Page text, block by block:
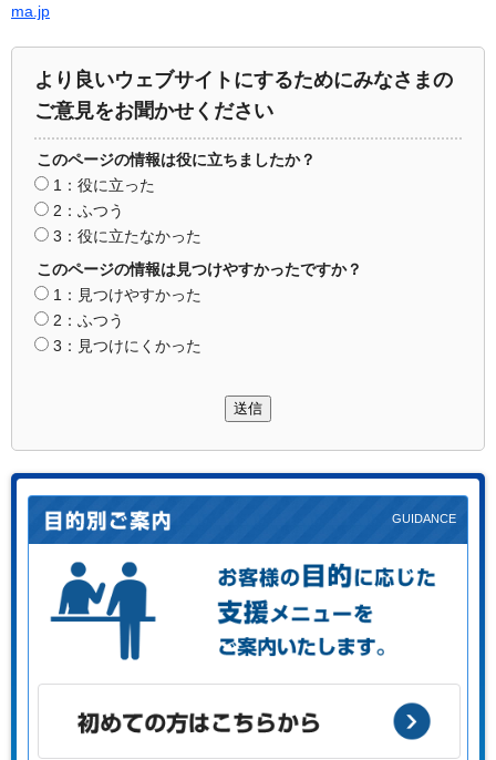
ma.jp
より良いウェブサイトにするためにみなさまの
ご意見をお聞かせください
このページの情報は役に立ちましたか？
1：役に立った
2：ふつう
3：役に立たなかった
このページの情報は見つけやすかったですか？
1：見つけやすかった
2：ふつう
3：見つけにくかった
送信
お客様の目的に応じた支援メニューをご案内します。